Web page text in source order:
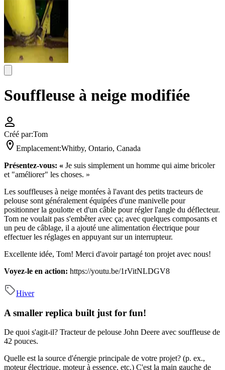
Souffleuse à neige modifiée
Créé par:Tom
Emplacement:Whitby, Ontario, Canada
Présentez-vous: « Je suis simplement un homme qui aime bricoler
et "améliorer" les choses. »
Les souffleuses à neige montées à l'avant des petits tracteurs de
pelouse sont généralement équipées d'une manivelle pour
positionner la goulotte et d'un câble pour régler l'angle du déflecteur.
Tom ne voulait pas s'embêter avec ça; avec quelques composants et
un peu de câblage, il a ajouté une alimentation électrique pour
effectuer les réglages en appuyant sur un interrupteur.
Excellente idée, Tom! Merci d'avoir partagé ton projet avec nous!
Voyez-le en action: https://youtu.be/1rVitNLDGV8
Hiver
A smaller replica built just for fun!
De quoi s'agit-il? Tracteur de pelouse John Deere avec souffleuse de
42 pouces.
Quelle est la source d'énergie principale de votre projet? (p. ex.,
moteur électrique, moteur à essence, etc.) C'est la main gauche de